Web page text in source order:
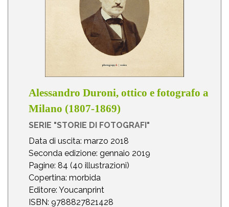
Alessandro Duroni, ottico e fotografo a
Milano (1807-1869)
SERIE "STORIE DI FOTOGRAFI"
Data di uscita: marzo 2018
Seconda edizione: gennaio 2019
Pagine: 84 (40 illustrazioni)
Copertina: morbida
Editore: Youcanprint
ISBN: 9788827821428